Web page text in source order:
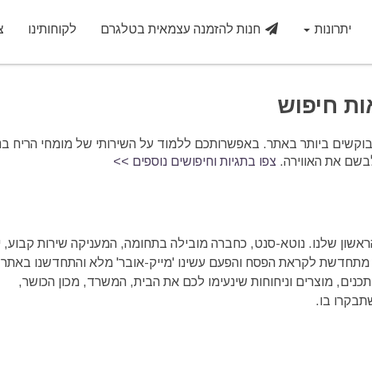
יתרונות חנות להזמנה עצמאית בטלגרם לקוחותינו
חיפוש
ביותר באתר. באפשרותכם ללמוד על השירותי של מומחי הריח
את האווירה. צפו בתגיות וחיפושים נוספים >>
שלנו. נוטא-סנט, כחברה מובילה בתחומה, המעניקה שירות קבוע,
מתחדשת לקראת הפסח והפעם עשינו 'מייק-אובר' מלא והתחדשנו באתר
מוצרים וניחוחות שינעימו לכם את הבית, המשרד, מכון הכושר,
בו.